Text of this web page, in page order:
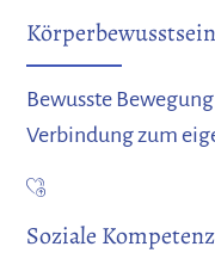
Körperbewusstsein
Bewusste
Verbindung zum
Soziale Kompetenz